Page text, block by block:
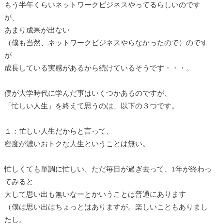
もう半年くらいネットワークビジネスやってるらしいのです
が、
あまり成果が出ない
（僕も当然、ネットワークビジネスやらなかったので）のです
が
成長している実感があるから続けているそうです・・・。
僕が大学時代に学んだ事はいくつかあるのですが、
「忙しい人生」を終えて思うのは、以下の３つです。
１：忙しい人生だからと言って、
密度が濃いおトクな人生ということは無い。
忙しくても単調に忙しい、ただ毎日が過ぎ去って、1年が終わっ
てみると
大して思い出も無いなーとかいうことは普通にあります
（僕は思い出はちょっとはありますが。楽しいこともありまし
たし。